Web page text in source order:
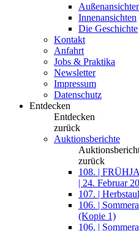
Innenansichten
Die Geschichte
Kontakt
Anfahrt
Jobs & Praktika
Newsletter
Impressum
Datenschutz
Entdecken
Entdecken
zurück
Auktionsberichte
zurück
108. |
| 24. Februar
107. |
106. |
(Kopie 1)
106. |